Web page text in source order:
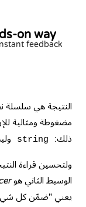
on way
feedback.
النتيجة هي
مضغوطة ومثالية
ذلك:
string
ولتحسين قراءة
الوسيط الثاني هو
يعني "ضمّن كل شيء".